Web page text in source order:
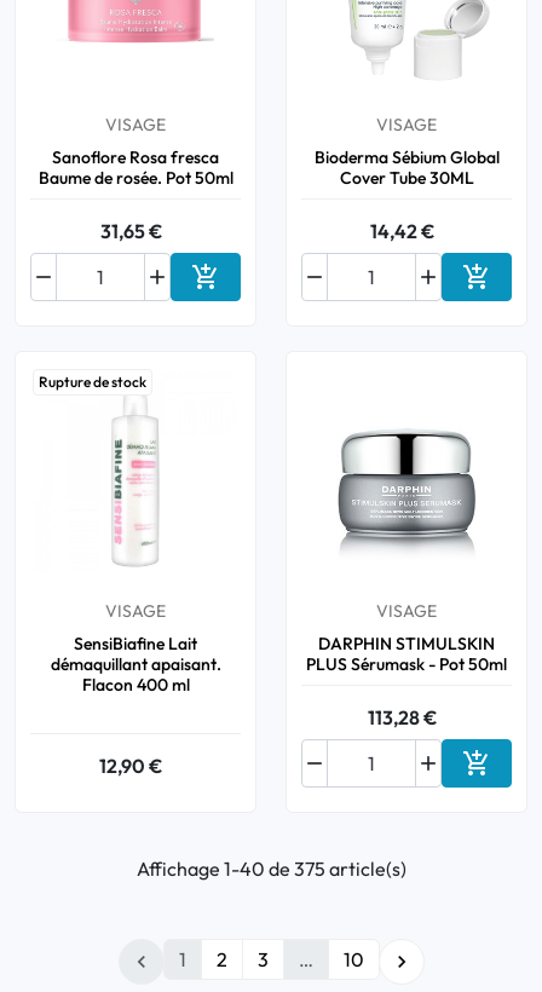
VISAGE
Sanoflore Rosa fresca
Baume de rosée. Pot 50ml
31,65 €

 Ajouter au panier
VISAGE
Bioderma Sébium Global
Cover Tube 30ML
14,42 €

 
Rupture de stock
VISAGE
SensiBiafine Lait
démaquillant apaisant.
Flacon 400 ml
12,90 €
VISAGE
DARPHIN STIMULSKIN
PLUS Sérumask - Pot 50ml
113,28 €

 
Affichage 1-40 de 375 article(s)
 1 2 3 … 10 